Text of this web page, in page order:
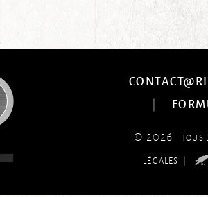
|
© 2026TOUS
LÉGALES |